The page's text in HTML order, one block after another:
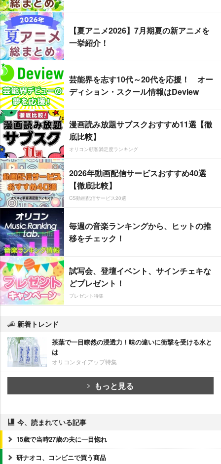
【夏アニメ2026】7月期夏の新アニメを
一挙紹介！
芸能界を志す10代～20代を応援！ オー
ディション・スクール情報はDeview
漫画読み放題サブスクおすすめ11選【徹
底比較】
オリコン顧客満足度ランキング
2026年動画配信サービスおすすめ40選
【徹底比較】
CS動画配信サービス20選
毎週の音楽ランキングから、ヒットの推
移をチェック！
試写会、登壇イベント、サインチェキな
どプレゼント！
プレゼント特集
新着トレンド
茶葉で一目瞭然の浸透力！味の違いに衝撃を受ける水と
は
オリコンタイアップ特集
もっと見る
今、読まれている記事
15歳で当時27歳の夫に一目惚れ
研ナオコ、コンビニで買う商品